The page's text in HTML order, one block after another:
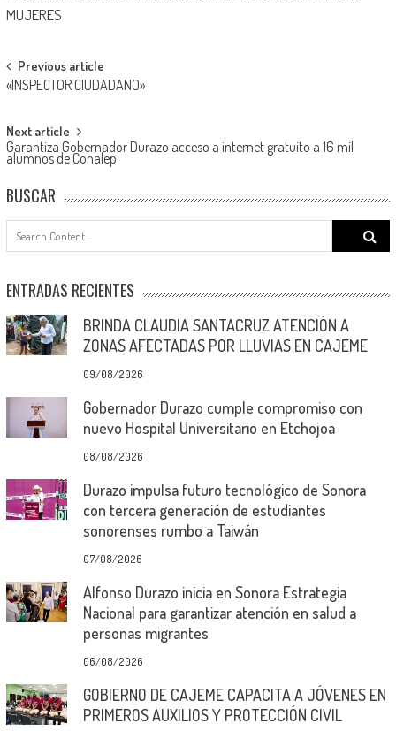
MUJERES
Post
navigation
Previous article
«INSPECTOR CIUDADANO»
Next article
Garantiza Gobernador Durazo acceso a internet gratuito a 16 mil
alumnos de Conalep
BUSCAR
Search
ENTRADAS RECIENTES
BRINDA CLAUDIA SANTACRUZ ATENCIÓN A
ZONAS AFECTADAS POR LLUVIAS EN CAJEME
09/08/2026
Gobernador Durazo cumple compromiso con
nuevo Hospital Universitario en Etchojoa
08/08/2026
Durazo impulsa futuro tecnológico de Sonora
con tercera generación de estudiantes
sonorenses rumbo a Taiwán
07/08/2026
Alfonso Durazo inicia en Sonora Estrategia
Nacional para garantizar atención en salud a
personas migrantes
06/08/2026
GOBIERNO DE CAJEME CAPACITA A JÓVENES EN
PRIMEROS AUXILIOS Y PROTECCIÓN CIVIL